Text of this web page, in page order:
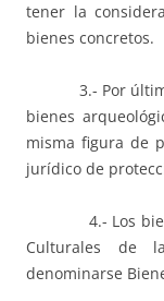
tener la
bienes concretos.
3.- Por
bienes
misma figura de
jurídico de
4.- Los
Culturales de
denominarse